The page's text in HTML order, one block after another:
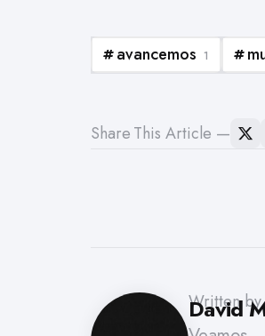
avancemos 1
ShareThis Article
Written by
David